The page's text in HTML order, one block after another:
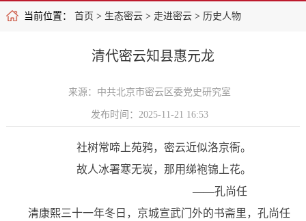
当前位置： 首页 > 生态密云> 走进密云> 历史人物
清代密云知县惠元龙
来源：中共北京市密云区委党史研究室
发布时间：2025-11-21 16:53
社树常啼上苑鸦，密云近似洛京衙。
故人冰署寒无炭，那用绨袍锦上花。
——孔尚任
清康熙三十一年冬日，京城宣武门外的书斋里，孔尚任